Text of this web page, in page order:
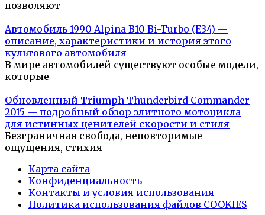
позволяют
Автомобиль 1990 Alpina B10 Bi-Turbo (E34) —
описание, характеристики и история этого
культового автомобиля
В мире автомобилей существуют особые модели,
которые
Обновленный Triumph Thunderbird Commander
2015 — подробный обзор элитного мотоцикла
для истинных ценителей скорости и стиля
Безграничная свобода, неповторимые
ощущения, стихия
Карта сайта
Конфиденциальность
Контакты и условия использования
Политика использования файлов COOKIES